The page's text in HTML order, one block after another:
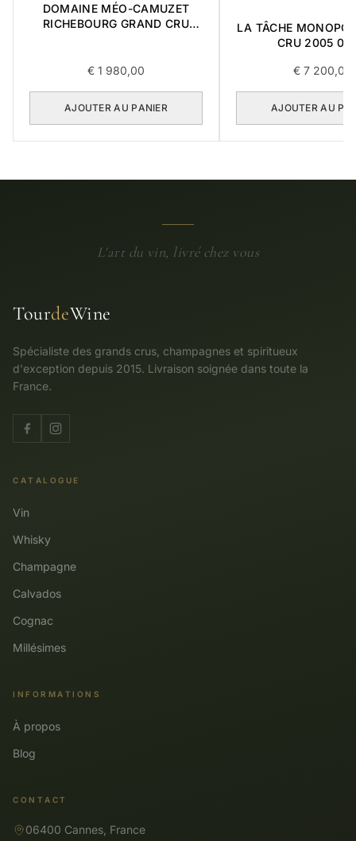
DOMAINE MÉO-CAMUZET
RICHEBOURG GRAND CRU
€ 1 980,00
AJOUTER AU PANIER
LA TÂCHE
CRU 2005
€ 7 200,00
AJOUTER AU
L'art du vin, livré chez vous
TourdeWine
Spécialiste des grands crus, champagnes et spiritueux
d'exception depuis 2015. Livraison soignée dans toute la
France.
CATALOGUE
Vin
Whisky
Champagne
Calvados
Cognac
Millésimes
INFORMATIONS
À propos
Blog
CONTACT
06400 Cannes, France